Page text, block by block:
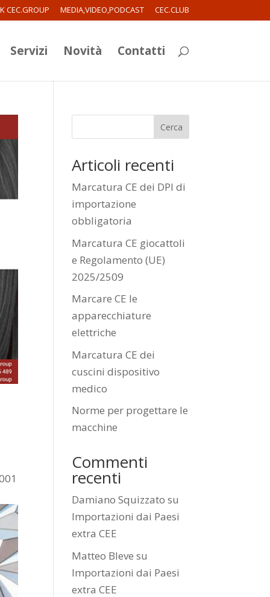
CEC.GROUP MEDIA,VIDEO,PODCAST CEC.CLUB
Servizi Novità Contatti
Cerca
Articoli recenti
Marcatura CE dei DPI di
importazione
obbligatoria
Marcatura CE giocattoli
e Regolamento (UE)
2025/2509
Marcare CE le
apparecchiature
elettriche
Marcatura CE dei
cuscini dispositivo
medico
Norme per progettare le
macchine
Commenti
recenti
Damiano Squizzato su
Importazioni dai Paesi
extra CEE
Matteo Bleve su
Importazioni dai Paesi
extra CEE